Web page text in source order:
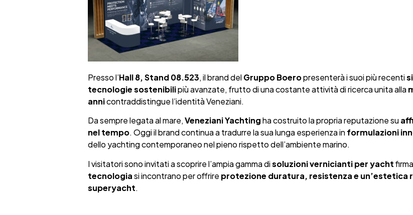
Presso l’Hall 8, Stand 08.523, il brand del Gruppo Boeropresenterà i suoi più recenti
tecnologie sostenibilipiù avanzate, frutto di una costante attività di ricerca unita alla
annicontraddistingue l’identità Veneziani.
Da sempre legata al mare,Veneziani Yachtingha costruito la propria reputazione su
nel tempo. Oggi il brand continua a tradurre la sua lunga esperienza in formulazioni
dello yachting contemporaneo nel pieno rispetto dell’ambiente marino.
I visitatori sono invitati a scoprire l’ampia gamma disoluzioni vernicianti per yacht
tecnologiasi incontrano per offrire protezione duratura, resistenza e un’estetica
superyacht.